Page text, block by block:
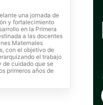
una jornada de
y fortalecimiento
en la Primera
a las docentes
Maternales
con el objetivo de
el trabajo
de cuidado que se
primeros años de